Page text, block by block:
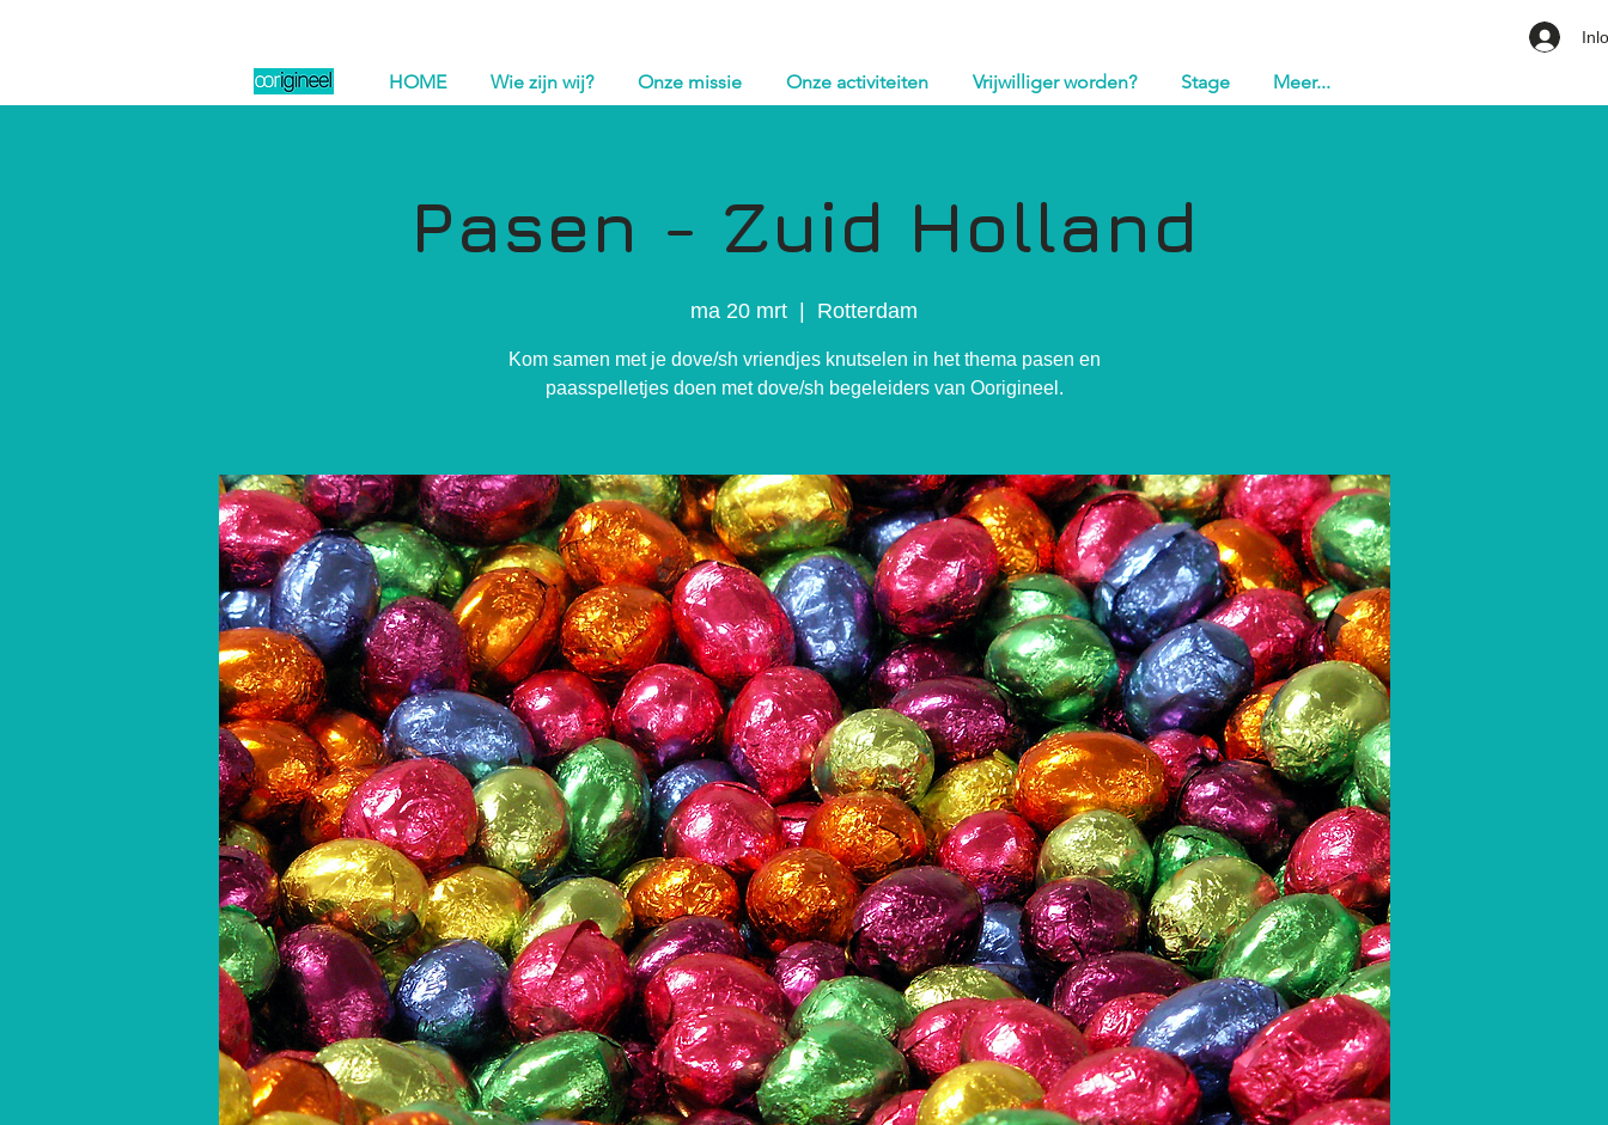
HOME Wie zijn wij? Onze missie Onze activiteiten Vrijwilliger worden? Stage Meer...
Pasen - Zuid Holland
ma 20 mrt Rotterdam
Kom samen met je dove/sh vriendjes knutselen in het thema pasen en
paasspelletjes doen met dove/sh begeleiders van Oorigineel.